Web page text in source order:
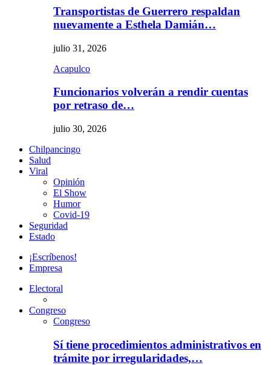
Transportistas de Guerrero respaldan
nuevamente a Esthela Damián…
julio 31, 2026
Acapulco
Funcionarios volverán a rendir cuentas
por retraso de…
julio 30, 2026
Chilpancingo
Salud
Viral
Opinión
El Show
Humor
Covid-19
Seguridad
Estado
¡Escríbenos!
Empresa
Electoral
Congreso
Congreso
Sí tiene procedimientos administrativos en
trámite por irregularidades,…